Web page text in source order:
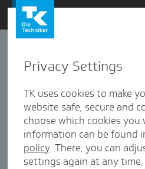
Zum
Inhalt
springen
Praxissiegel
1 Artikel in dieser Kategorie
Sortieren nach: Datum
Privacy Settings
TK uses cookies to make
website safe, secure and
choose which cookies
information can be found
policy. There, you can
settings again at any time.